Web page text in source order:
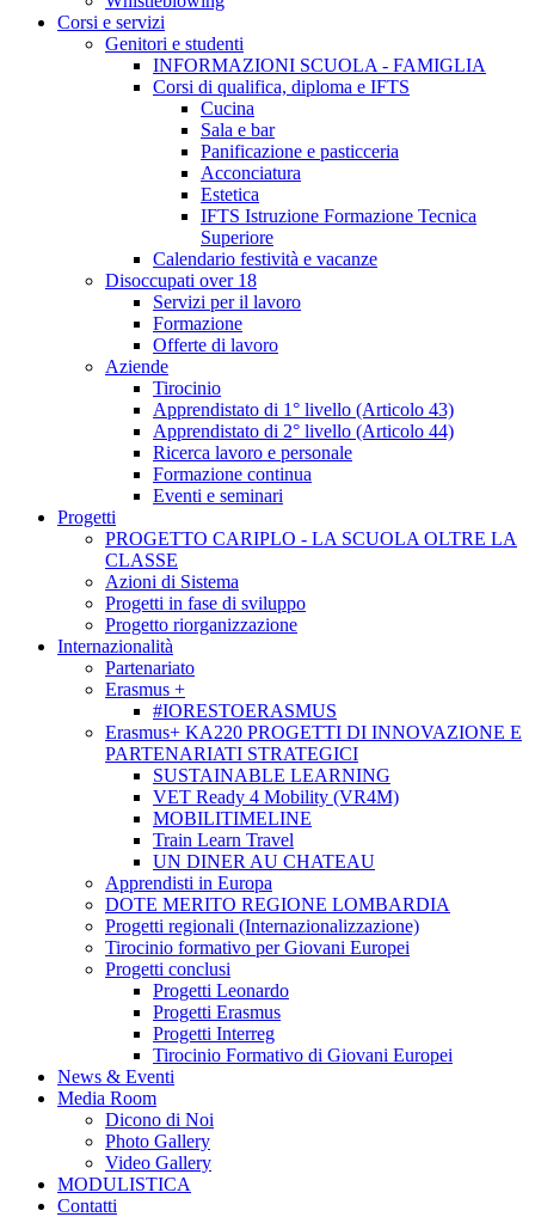
Corsi e servizi
Genitori e studenti
INFORMAZIONI SCUOLA - FAMIGLIA
Corsi di qualifica, diploma e IFTS
Cucina
Sala e bar
Panificazione e pasticceria
Acconciatura
Estetica
IFTS Istruzione Formazione Tecnica
Superiore
Calendario festività e vacanze
Disoccupati over 18
Servizi per il lavoro
Formazione
Offerte di lavoro
Aziende
Tirocinio
Apprendistato di 1° livello (Articolo 43)
Apprendistato di 2° livello (Articolo 44)
Ricerca lavoro e personale
Formazione continua
Eventi e seminari
Progetti
PROGETTO CARIPLO - LA SCUOLA OLTRE LA
CLASSE
Azioni di Sistema
Progetti in fase di sviluppo
Progetto riorganizzazione
Internazionalità
Partenariato
Erasmus +
#IORESTOERASMUS
Erasmus+ KA220 PROGETTI DI INNOVAZIONE E
PARTENARIATI STRATEGICI
SUSTAINABLE LEARNING
VET Ready 4 Mobility (VR4M)
MOBILITIMELINE
Train Learn Travel
UN DINER AU CHATEAU
Apprendisti in Europa
DOTE MERITO REGIONE LOMBARDIA
Progetti regionali (Internazionalizzazione)
Tirocinio formativo per Giovani Europei
Progetti conclusi
Progetti Leonardo
Progetti Erasmus
Progetti Interreg
Tirocinio Formativo di Giovani Europei
News & Eventi
Media Room
Dicono di Noi
Photo Gallery
Video Gallery
MODULISTICA
Contatti